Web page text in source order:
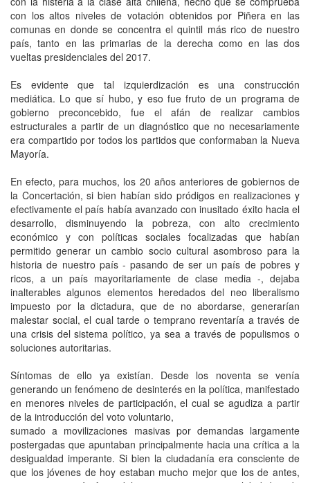
con los altos niveles de votación obtenidos por Piñera en las
comunas en donde se concentra el quintil más rico de nuestro
país, tanto en las primarias de la derecha como en las dos
vueltas presidenciales del 2017.
Es evidente que tal izquierdización es una construcción
mediática. Lo que sí hubo, y eso fue fruto de un programa de
gobierno preconcebido, fue el afán de realizar cambios
estructurales a partir de un diagnóstico que no necesariamente
era compartido por todos los partidos que conformaban la Nueva
Mayoría.
En efecto, para muchos, los 20 años anteriores de gobiernos de
la Concertación, si bien habían sido pródigos en realizaciones y
efectivamente el país había avanzado con inusitado éxito hacia el
desarrollo, disminuyendo la pobreza, con alto crecimiento
económico y con políticas sociales focalizadas que habían
permitido generar un cambio socio cultural asombroso para la
historia de nuestro país - pasando de ser un país de pobres y
ricos, a un país mayoritariamente de clase media -, dejaba
inalterables algunos elementos heredados del neo liberalismo
impuesto por la dictadura, que de no abordarse, generarían
malestar social, el cual tarde o temprano reventaría a través de
una crisis del sistema político, ya sea a través de populismos o
soluciones autoritarias.
Síntomas de ello ya existían. Desde los noventa se venía
generando un fenómeno de desinterés en la política, manifestado
en menores niveles de participación, el cual se agudiza a partir
de la introducción del voto voluntario,
sumado a movilizaciones masivas por demandas largamente
postergadas que apuntaban principalmente hacia una crítica a la
desigualdad imperante. Si bien la ciudadanía era consciente de
que los jóvenes de hoy estaban mucho mejor que los de antes,